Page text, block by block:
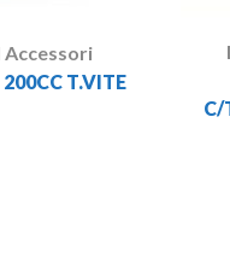
Accessori
T.VITE
C/